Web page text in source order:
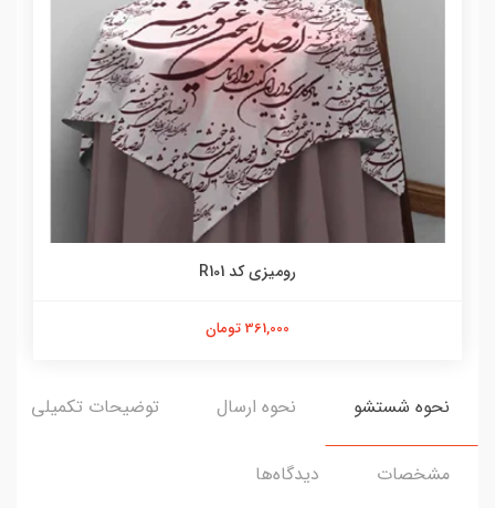
رومیزی کد R101
361,000 تومان
نحوه شستشو نحوه ارسال توضیحات تکمیلی
مشخصات دیدگاه‌ها